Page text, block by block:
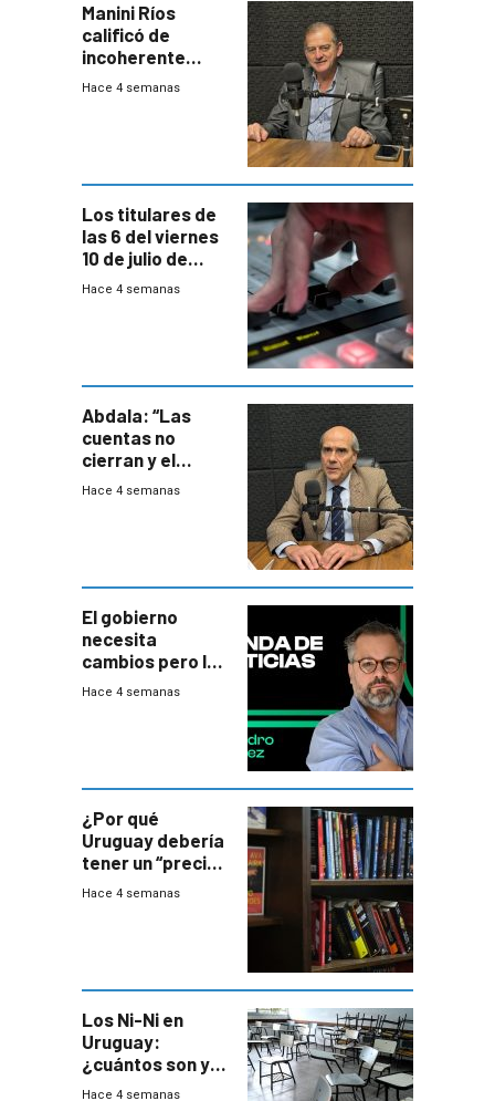
Manini Ríos
calificó de
incoherente
decisión de
Hace 4 semanas
Los titulares de
las 6 del viernes
10 de julio de
2026
Hace 4 semanas
Abdala: “Las
cuentas no
cierran y el
balance del
Hace 4 semanas
El gobierno
necesita
cambios pero los
ministros tienen
Hace 4 semanas
¿Por qué
Uruguay debería
tener un “precio
único” en los
Hace 4 semanas
Los Ni-Ni en
Uruguay:
¿cuántos son y
en dónde están?
Hace 4 semanas